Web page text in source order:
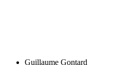
Guillaume Gontard